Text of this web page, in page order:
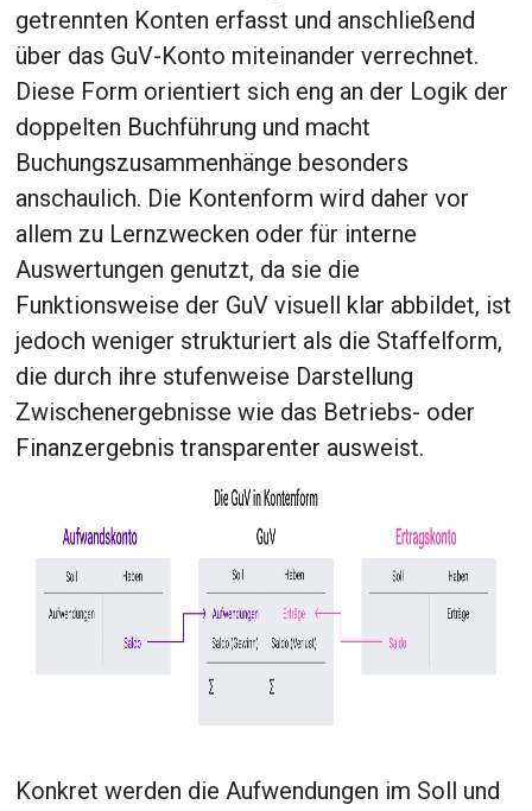
getrennten Konten erfasst und anschließend
über das GuV-Konto miteinander verrechnet.
Diese Form orientiert sich eng an der Logik der
doppelten Buchführung und macht
Buchungszusammenhänge besonders
anschaulich. Die Kontenform wird daher vor
allem zu Lernzwecken oder für interne
Auswertungen genutzt, da sie die
Funktionsweise der GuV visuell klar abbildet, ist
jedoch weniger strukturiert als die Staffelform,
die durch ihre stufenweise Darstellung
Zwischen­ergebnisse wie das Betriebs- oder
Finanzergebnis transparenter ausweist.
Konkret werden die Aufwendungen im Soll und